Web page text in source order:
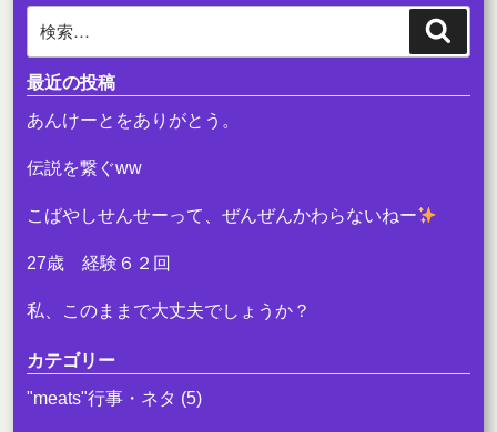
検
最近の投稿
あんけーとをありがとう。
伝説を繋ぐww
こばやしせんせーって、ぜんぜんかわらないねー
27歳 経験６２回
私、このままで大丈夫でしょうか？
カテゴリー
"meats"行事・ネタ (5)